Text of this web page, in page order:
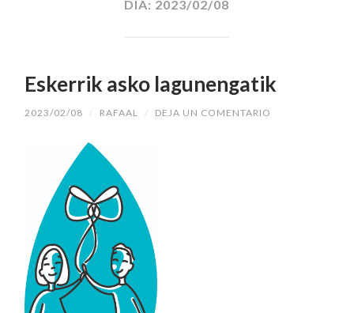
DÍA: 2023/02/08
Eskerrik asko lagunengatik
2023/02/08 / RAFAAL / DEJA UN COMENTARIO